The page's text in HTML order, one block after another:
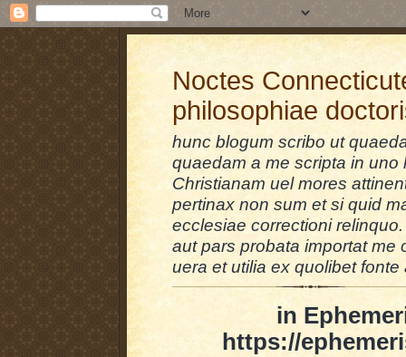
Noctes
philosophiae
hunc blogum scribo ut
quaedam a me scripta in
Christianam uel mores
pertinax non sum et si quid
ecclesiae correctioni
aut pars probata importat me
uera et utilia ex quolibet fonte
in
https://